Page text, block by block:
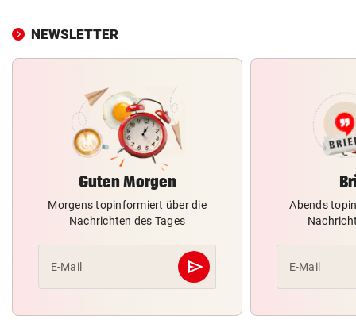
NEWSLETTER
Guten Morgen
Morgens topinformiert über die
Nachrichten des Tages
E-Mail send
Abschicken
Abends
E-Mail